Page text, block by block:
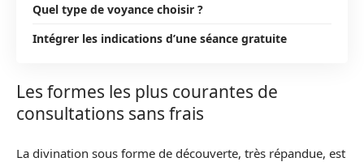
Quel type de voyance choisir ?
Intégrer les indications d’une séance gratuite
Les formes les plus courantes de
consultations sans frais
La divination sous forme de découverte, très répandue, est